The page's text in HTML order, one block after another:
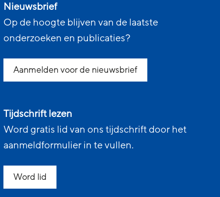
Nieuwsbrief
Op de hoogte blijven van de laatste
onderzoeken en publicaties?
Aanmelden voor de nieuwsbrief
Tijdschrift lezen
Word gratis lid van ons tijdschrift door het
aanmeldformulier in te vullen.
Word lid